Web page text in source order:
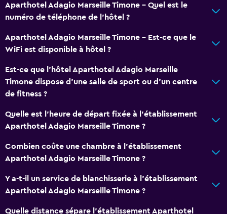
Aparthotel Adagio Marseille Timone - Quel est le
numéro de téléphone de l’hôtel ?
Aparthotel Adagio Marseille Timone - Est-ce que le
WiFi est disponible à hôtel ?
Est-ce que l’hôtel Aparthotel Adagio Marseille
Timone dispose d’une salle de sport ou d’un centre
de fitness ?
Quelle est l'heure de départ fixée à l'établissement
Aparthotel Adagio Marseille Timone ?
Combien coûte une chambre à l'établissement
Aparthotel Adagio Marseille Timone ?
Y a-t-il un service de blanchisserie à l'établissement
Aparthotel Adagio Marseille Timone ?
Quelle distance sépare l'établissement Aparthotel